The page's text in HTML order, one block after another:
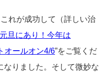
れが成功して（詳しい治
旦にあり！今年は
オールオン4/6”をご覧くだ
なりました。そして微妙な